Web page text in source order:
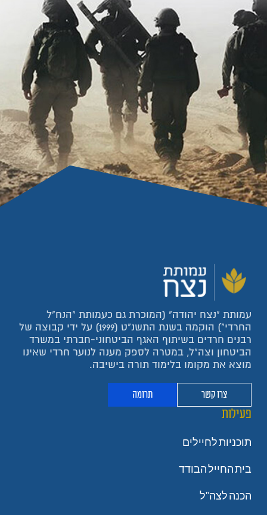
עמותת "נצח יהודה" (המוכרת גם כעמותת "הנח"ל
החרדי") הוקמה בשנת התשנ"ט (1999) על ידי קבוצה של
רבנים חרדים בשיתוף האגף הביטחוני-חברתי במשרד
הביטחון וצה"ל, במטרה לספק מענה לנוער חרדי שאינו
מוצא את מקומו בלימוד תורה בישיבה.
צרו קשר תרומה
פעילות
תוכניות לחיילים
בית החייל הבודד
הכנה לצה"ל